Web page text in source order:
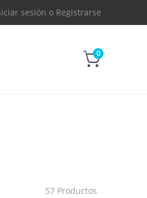
sesión o Registrarse
0
57 Productos